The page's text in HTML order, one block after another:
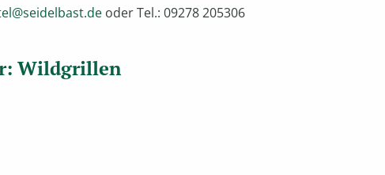
oder Tel.: 09278 205306
Wildgrillen